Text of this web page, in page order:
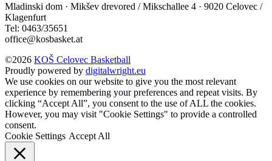
Mladinski dom · Mikšev drevored / Mikschallee 4 · 9020 Celovec /
Klagenfurt
Tel: 0463/35651
office@kosbasket.at
©2026 KOŠ Celovec Basketball
Proudly powered by digitalwright.eu
We use cookies on our website to give you the most relevant
experience by remembering your preferences and repeat visits. By
clicking “Accept All”, you consent to the use of ALL the cookies.
However, you may visit "Cookie Settings" to provide a controlled
consent.
Cookie Settings Accept All